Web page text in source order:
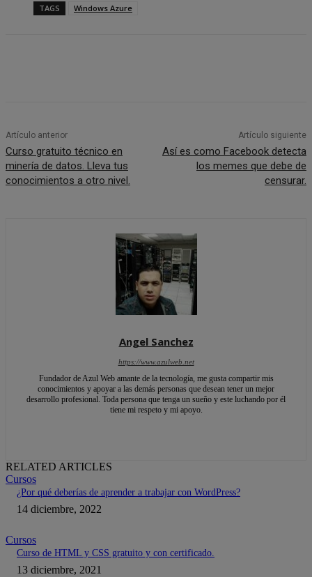
TAGS Windows Azure
Artículo anterior
Curso gratuito técnico en
minería de datos. Lleva tus
conocimientos a otro nivel.
Artículo siguiente
Así es como Facebook detecta
los memes que debe de
censurar.
Angel Sanchez
https://www.azulweb.net
Fundador de Azul Web amante de la tecnología, me gusta compartir mis
conocimientos y apoyar a las demás personas que desean tener un mejor
desarrollo profesional. Toda persona que tenga un sueño y este luchando por él
tiene mi respeto y mi apoyo.
RELATED ARTICLES
Cursos
¿Por qué deberías de aprender a trabajar con WordPress?
14 diciembre, 2022
Cursos
Curso de HTML y CSS gratuito y con certificado.
13 diciembre, 2021